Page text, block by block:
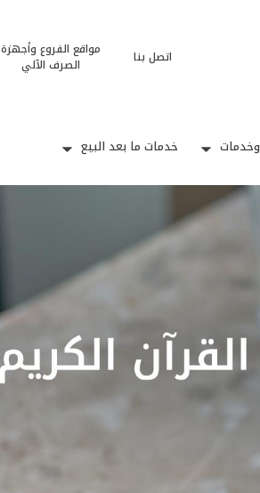
اتصل بنا
مواقع الفروع وأجهزة
الصرف الآلي
خدمات ما بعد البيع